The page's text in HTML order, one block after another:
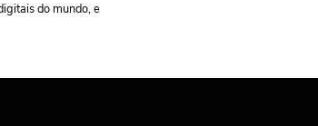
do mundo, e